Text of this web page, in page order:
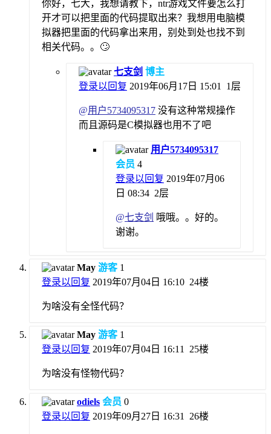
你好，七大，我想请教下，ntr游戏文件要怎么打
开才可以把里面的代码提取出来？我想用电脑模
拟器把里面的代码拿出来用，别处到处也找不到
相关代码。。🙄
七支剑 博主
登录以回复 2019年06月17日 15:01 1层
@用户5734095317 没有这种常规操作
而且源码是C模拟器也用不了吧
用户5734095317
会员 4
登录以回复 2019年07月06
日 08:34 2层
@七支剑 哦哦。。好的。
谢谢。
May 游客 1
登录以回复 2019年07月04日 16:10 24楼
为啥没有全怪代码？
May 游客 1
登录以回复 2019年07月04日 16:11 25楼
为啥没有怪物代码？
odiels 会员 0
登录以回复 2019年09月27日 16:31 26楼